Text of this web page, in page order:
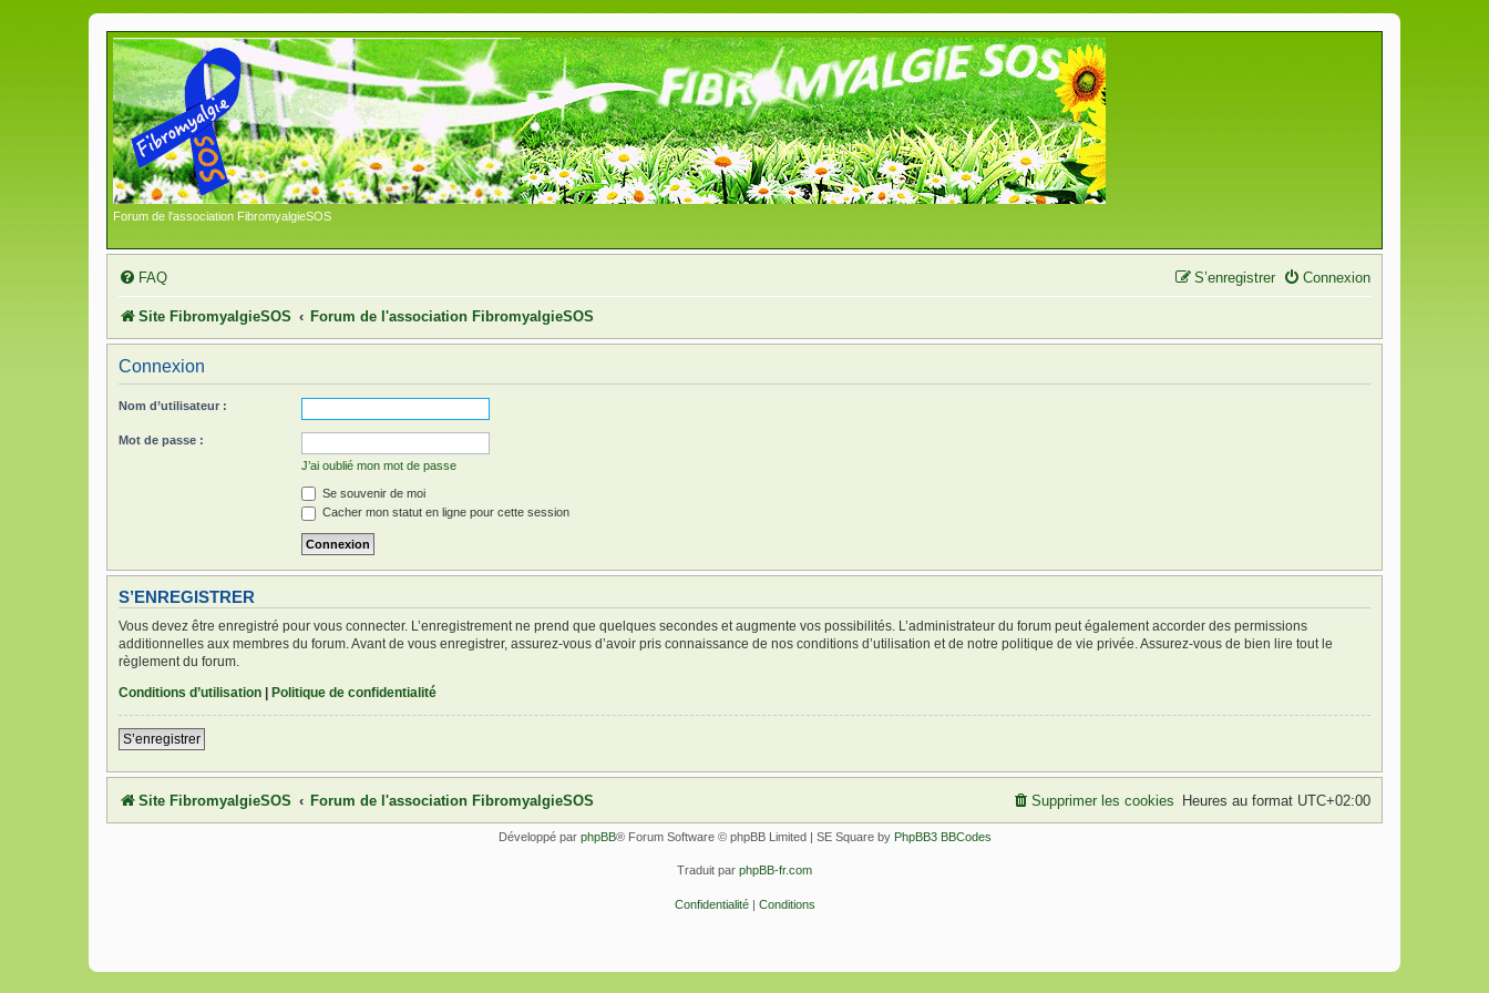
Forum de l'association FibromyalgieSOS
FAQ Connexion
S’enregistrer
Site FibromyalgieSOS Forum de l'association FibromyalgieSOS
Connexion
Nom d’utilisateur :
Mot de passe :
J’ai oublié mon mot de passe
Se souvenir de moi
Cacher mon statut en ligne pour cette session
S’ENREGISTRER
Vous devez être enregistré pour vous connecter. L’enregistrement ne prend que quelques secondes et augmente vos possibilités. L’administrateur du forum peut également accorder des permissions
additionnelles aux membres du forum. Avant de vous enregistrer, assurez-vous d’avoir pris connaissance de nos conditions d’utilisation et de notre politique de vie privée. Assurez-vous de bien lire tout le
règlement du forum.
Conditions d’utilisation | Politique de confidentialité
S’enregistrer
Site FibromyalgieSOS Forum de l'association FibromyalgieSOS Heures au format UTC+02:00
Supprimer les cookies
Développé par phpBB® Forum Software © phpBB Limited | SE Square by PhpBB3 BBCodes
Traduit par phpBB-fr.com
Confidentialité| Conditions